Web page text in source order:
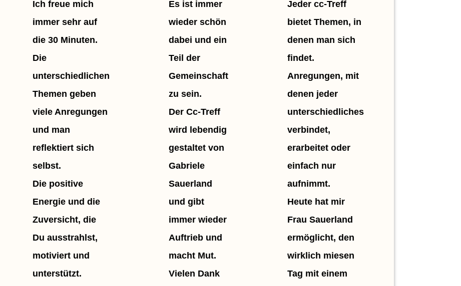
Ich freue mich
immer sehr auf
die 30 Minuten.
Die
unterschiedlichen
Themen geben
viele Anregungen
und man
reflektiert sich
selbst.
Die positive
Energie und die
Zuversicht, die
Du ausstrahlst,
motiviert und
unterstützt.
Es ist immer
wieder schön
dabei und ein
Teil der
Gemeinschaft
zu sein.
Der Cc-Treff
wird lebendig
gestaltet von
Gabriele
Sauerland
und gibt
immer wieder
Auftrieb und
macht Mut.
Vielen Dank
Jeder cc-Treff
bietet Themen, in
denen man sich
findet.
Anregungen, mit
denen jeder
unterschiedliches
verbindet,
erarbeitet oder
einfach nur
aufnimmt.
Heute hat mir
Frau Sauerland
ermöglicht, den
wirklich miesen
Tag mit einem